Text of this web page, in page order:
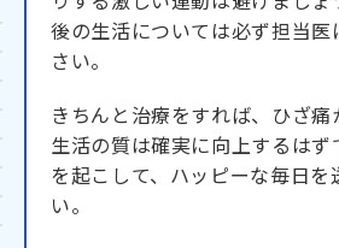
後の生活については必ず担当医
さい。
きちんと治療をすれば、ひざ痛
生活の質は確実に向上するはず
を起こして、ハッピーな毎日を
い。